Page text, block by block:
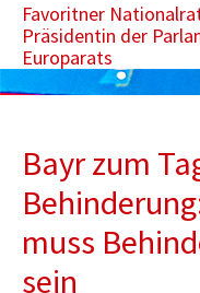
Favoritner
Präsidentin der
Europarats
Bayr zum
muss
sein